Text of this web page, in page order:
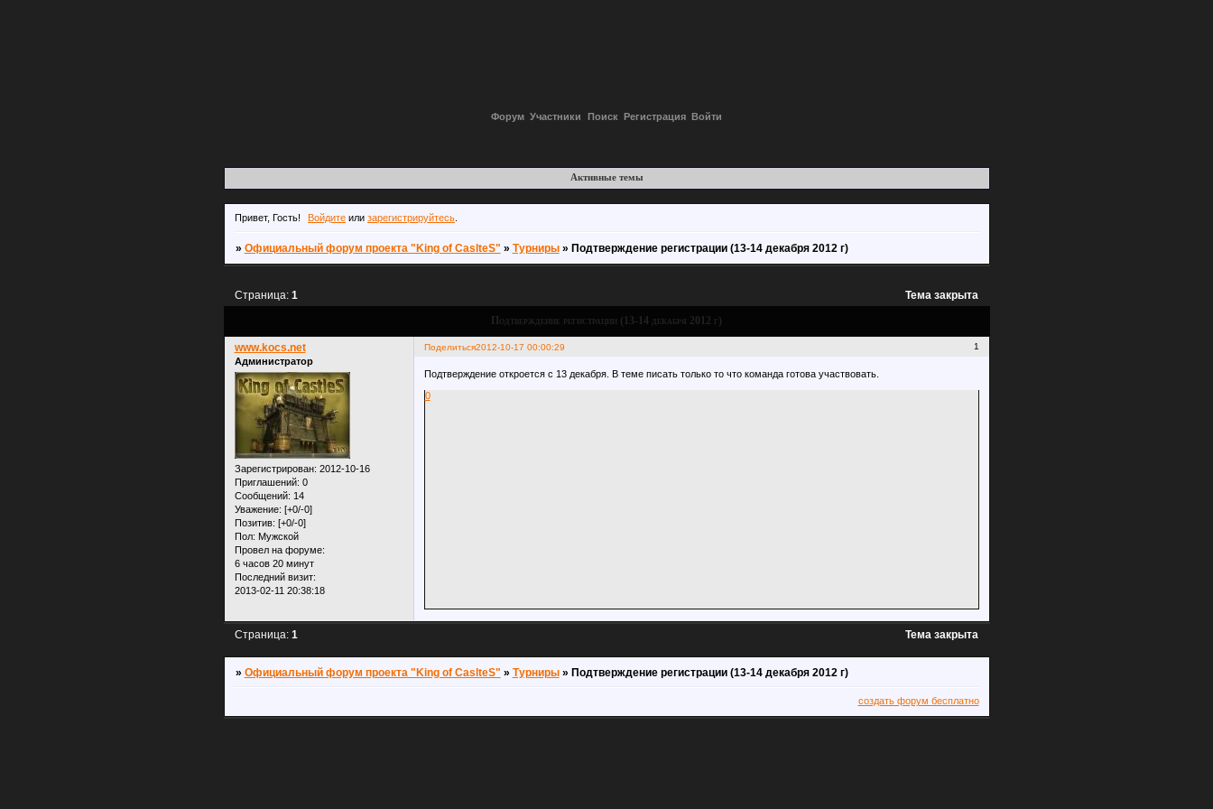
Форум Участники Поиск Регистрация Войти
Активные темы
Привет, Гость! Войдите или зарегистрируйтесь
» Официальный форум проекта "King of CaslteS" » Турниры » Подтверждение регистрации (13-14 декабря 2012 г)
Подтверждение регистрации (13-14 декабря 2012 г)
Страница: 1 Тема закрыта
Поделиться 1
2012-10-17 00:00:29
www.kocs.net
Администратор
Зарегистрирован: 2012-10-16
Приглашений: 0
Сообщений: 14
Уважение: [+0/-0]
Позитив: [+0/-0]
Пол: Мужской
Провел на форуме:
6 часов 20 минут
Последний визит:
2013-02-11 20:38:18
Подтверждение откроется с 13 декабря. В теме писать только то что команда готова участвовать.
0
Тема закрыта
Страница: 1
» Официальный форум проекта "King of CaslteS" » Турниры » Подтверждение регистрации (13-14 декабря 2012 г)
создать форум бесплатно